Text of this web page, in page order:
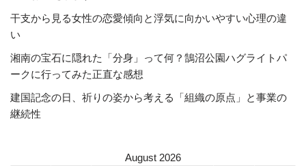
干支から見る女性の恋愛傾向と浮気に向かいやすい心理の違
い
湘南の宝石に隠れた「分身」って何？鵠沼公園ハグライトパ
ークに行ってみた正直な感想
建国記念の日、祈りの姿から考える「組織の原点」と事業の
継続性
August 2026